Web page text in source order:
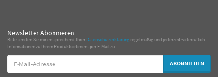
Newsletter Abonnieren
Bitte senden Sie mir entsprechend IhrerDatenschutzerklärung regelmäßig und jederzeit widerruflich
Informationen zu Ihrem Produktsortiment per E-Mail zu.
E-
Mail-
Adresse
ABONNIEREN